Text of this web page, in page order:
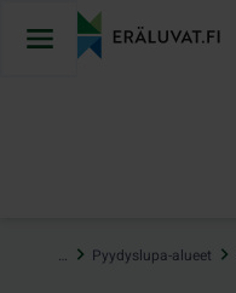
sisältöön
… Pyydyslupa-alueet